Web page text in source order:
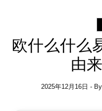
欧什么什么
由
2025年12月16日 - By